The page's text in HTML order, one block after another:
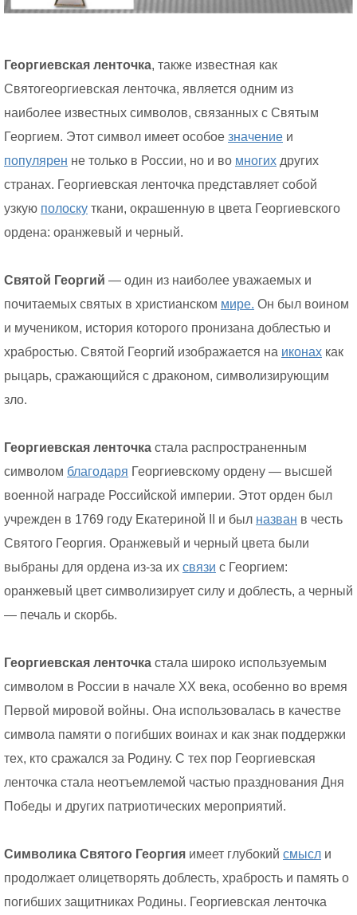
Георгиевская ленточка, также известная как
Святогеоргиевская ленточка, является одним из
наиболее известных символов, связанных с Святым
Георгием. Этот символ имеет особое значение и
популярен не только в России, но и во многих других
странах. Георгиевская ленточка представляет собой
узкую полоску ткани, окрашенную в цвета Георгиевского
ордена: оранжевый и черный.
Святой Георгий — один из наиболее уважаемых и
почитаемых святых в христианском мире. Он был воином
и мучеником, история которого пронизана доблестью и
храбростью. Святой Георгий изображается на иконах как
рыцарь, сражающийся с драконом, символизирующим
зло.
Георгиевская ленточка стала распространенным
символом благодаря Георгиевскому ордену — высшей
военной награде Российской империи. Этот орден был
учрежден в 1769 году Екатериной II и был назван в честь
Святого Георгия. Оранжевый и черный цвета были
выбраны для ордена из-за их связи с Георгием:
оранжевый цвет символизирует силу и доблесть, а черный
— печаль и скорбь.
Георгиевская ленточка стала широко используемым
символом в России в начале XX века, особенно во время
Первой мировой войны. Она использовалась в качестве
символа памяти о погибших воинах и как знак поддержки
тех, кто сражался за Родину. С тех пор Георгиевская
ленточка стала неотъемлемой частью празднования Дня
Победы и других патриотических мероприятий.
Символика Святого Георгия имеет глубокий смысл и
продолжает олицетворять доблесть, храбрость и память о
погибших защитниках Родины. Георгиевская ленточка